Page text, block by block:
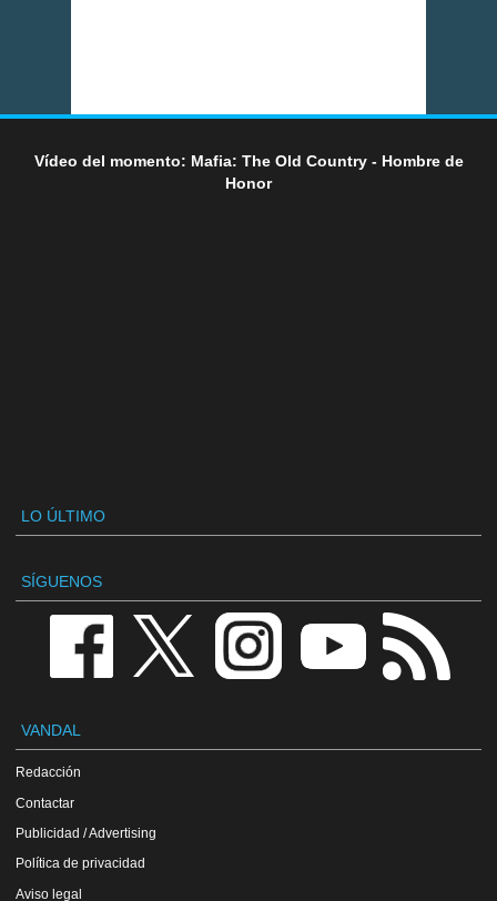
Vídeo del momento: Mafia: The Old Country - Hombre de
Honor
LO ÚLTIMO
SÍGUENOS
VANDAL
Redacción
Contactar
Publicidad / Advertising
Política de privacidad
Aviso legal